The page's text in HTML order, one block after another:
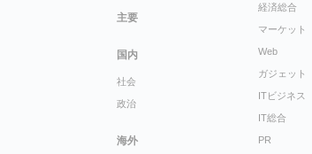
主要
国内
社会
政治
海外
経済総合
マーケット
Web
ガジェット
ITビジネス
IT総合
PR